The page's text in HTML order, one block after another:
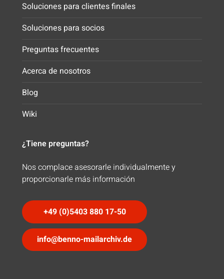
Soluciones para clientes finales
Soluciones para socios
Preguntas frecuentes
Acerca de nosotros
Blog
Wiki
¿Tiene preguntas?
Nos complace asesorarle individualmente y
proporcionarle más información
+49 (0)5403 880 17-50
info@benno-mailarchiv.de